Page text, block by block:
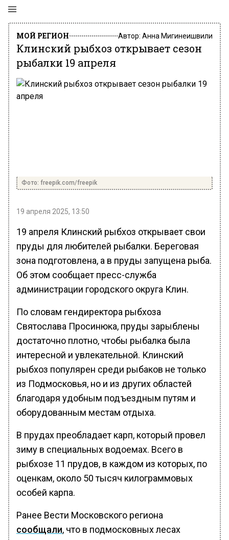
МОЙ РЕГИОН Автор: Анна Мигинеишвили
Клинский рыбхоз открывает сезон
рыбалки 19 апреля
Фото: freepik.com/freepik
19 апреля 2025, 13:50
19 апреля Клинский рыбхоз открывает свои
пруды для любителей рыбалки. Береговая
зона подготовлена, а в пруды запущена рыба.
Об этом сообщает пресс-служба
администрации городского округа Клин.
По словам гендиректора рыбхоза
Святослава Просинюка, пруды зарыблены
достаточно плотно, чтобы рыбалка была
интересной и увлекательной. Клинский
рыбхоз популярен среди рыбаков не только
из Подмосковья, но и из других областей
благодаря удобным подъездным путям и
оборудованным местам отдыха.
В прудах преобладает карп, который провел
зиму в специальных водоемах. Всего в
рыбхозе 11 прудов, в каждом из которых, по
оценкам, около 50 тысяч килограммовых
особей карпа.
Ранее Вести Московского региона
сообщали, что в подмосковных лесах